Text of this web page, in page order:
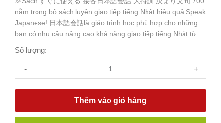
nằm trong bộ sách luyện giao tiếp tiếng Nhật hiệu quả Speak
Japanese! 日本語会話là giáo trình học phù hợp cho những
bạn có nhu cầu nâng cao khả năng giao tiếp tiếng Nhật từ...
Số lượng:
- +
Thêm vào giỏ hàng